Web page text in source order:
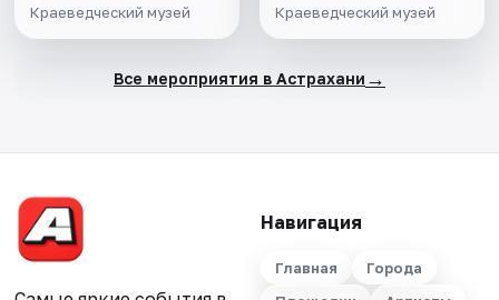
Краеведческий музей Краеведческий музей
Все мероприятия в Астрахани →
Навигация
Главная
Города